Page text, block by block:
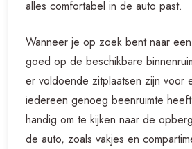
alles comfortabel in de auto past.
Wanneer je op zoek bent naar
goed op de beschikbare
er voldoende zitplaatsen zijn voor
iedereen genoeg beenruimte
handig om te kijken naar de
de auto, zoals vakjes en